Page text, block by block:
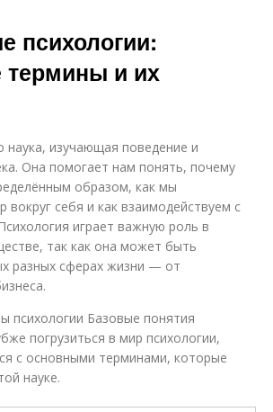
психологии:
и их
наука, изучающая поведение и
Она помогает нам понять, почему
образом, как мы
вокруг себя и как взаимодействуем с
играет важную роль в
так как она может быть
разных сферах жизни — от
психологии Базовые понятия
погрузиться в мир психологии,
с основными терминами, которые
науке.